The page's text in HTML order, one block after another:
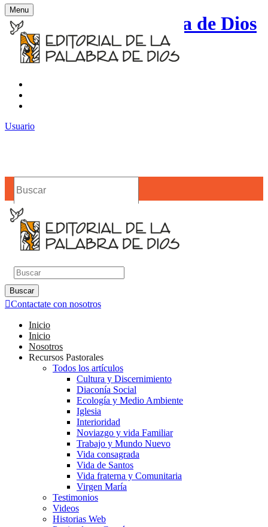
Editorial de la Palabra de Dios
Contacto
Noticias
Usuario
Menu
Buscar
Buscar
Contactate con nosotros
Inicio
Inicio
Nosotros
Recursos Pastorales
Todos los artículos
Cultura y Discernimiento
Diaconía Social
Ecología y Medio Ambiente
Iglesia
Interioridad
Noviazgo y vida Familiar
Trabajo y Mundo Nuevo
Vida consagrada
Vida de Santos
Vida fraterna y Comunitaria
Virgen María
Testimonios
Videos
Historias Web